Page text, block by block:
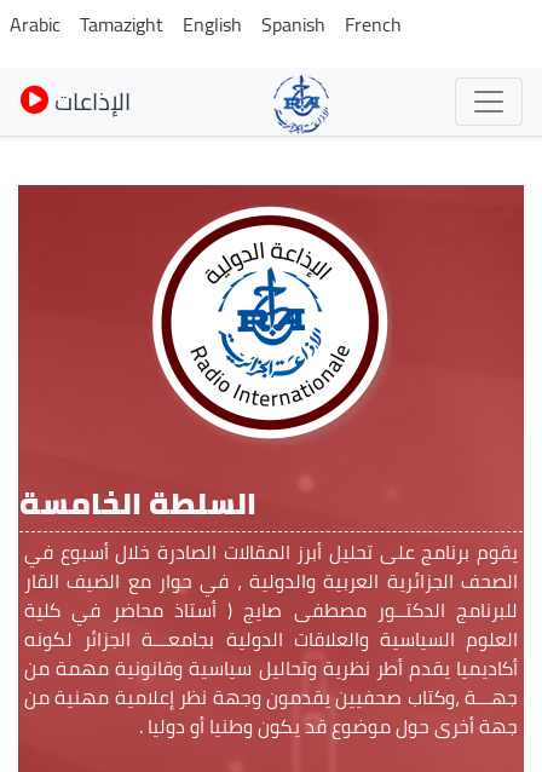
Skip
to
main
content
Arabic Tamazight English Spanish French
الإذاعات
السلطة الخامسة
يقوم برنامج على تحليل أبرز المقالات الصادرة خلال أسبوع في
الصحف الجزائرية العربية والدولية ، في حوار مع الضيف القار
للبرنامج الدكتــور مصطفى صايج ( أستاذ محاضر في كلية
العلوم السياسية والعلاقات الدولية بجامعـــة الجزائر لكونه
أكاديميا يقدم أطر نظرية وتحاليل سياسية وقانونية مهمة من
جهـــة ،وكتاب صحفيين يقدمون وجهة نظر إعلامية مهنية من
جهة أخرى حول موضوع قد يكون وطنيا أو دوليا .